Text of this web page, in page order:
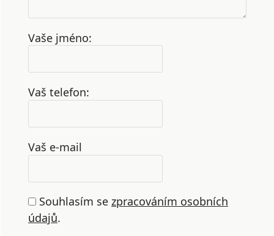
Vaše jméno:
Vaš telefon:
Vaš e-mail
Souhlasím se zpracováním osobních
údajů.